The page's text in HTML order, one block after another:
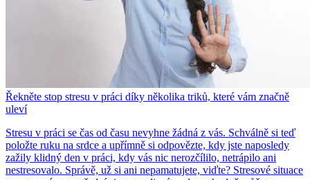
Řekněte stop stresu v práci díky několika triků, které vám značně
uleví
Stresu v práci se čas od času nevyhne žádná z vás. Schválně si teď
položte ruku na srdce a upřímně si odpovězte, kdy jste naposledy
zažily klidný den v práci, kdy vás nic nerozčílilo, netrápilo ani
nestresovalo. Správě, už si ani nepamatujete, viďte? Stresové situace